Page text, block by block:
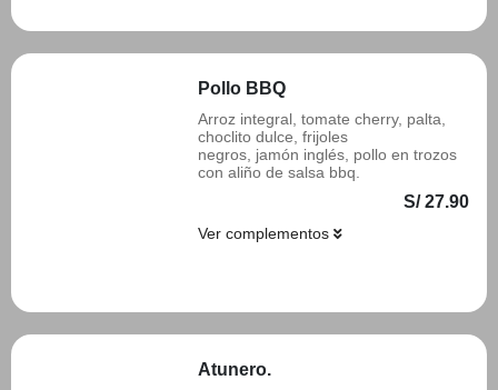
Pollo BBQ
Arroz integral, tomate cherry, palta,
choclito dulce, frijoles
negros, jamón inglés, pollo en trozos
con aliño de salsa bbq.
S/ 27.90
Ver complementos
Atunero.